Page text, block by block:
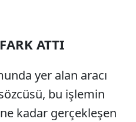
ATTI
yer alan aracı
bu işlemin
kadar gerçekleşen